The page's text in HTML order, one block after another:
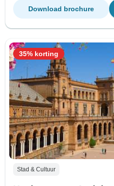
Download brochure
Stad & Cultuur
35% korting